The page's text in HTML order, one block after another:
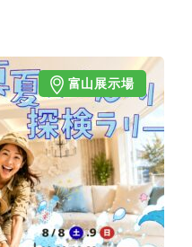
富山展示場